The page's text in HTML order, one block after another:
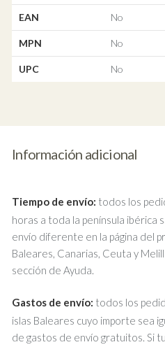
EAN No
MPN No
UPC No
Información adicional
Tiempo de envío: todos los
horas a toda la península ibérica
envío diferente en la página del
Baleares, Canarias, Ceuta y
sección de Ayuda.
Gastos de envío: todos los
islas Baleares cuyo importe sea
de gastos de envío gratuitos. Si